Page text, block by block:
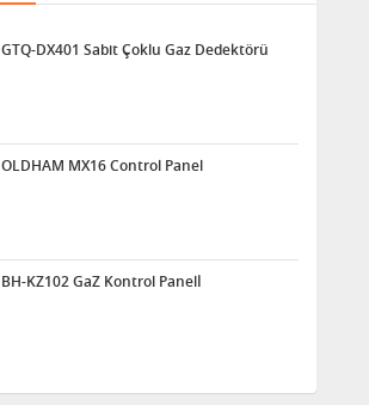
GTQ-DX401 Sabit Çoklu Gaz Dedektörü
OLDHAM MX16 Control Panel
BH-KZ102 GaZ Kontrol Panelİ